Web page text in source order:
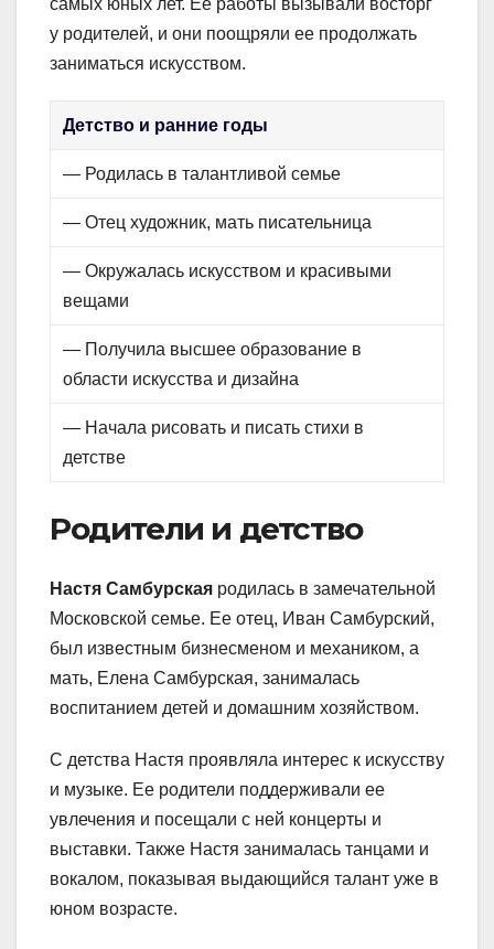
самых юных лет. Ее работы вызывали восторг
у родителей, и они поощряли ее продолжать
заниматься искусством.
Детство и ранние годы
— Родилась в талантливой семье
— Отец художник, мать писательница
— Окружалась искусством и красивыми
вещами
— Получила высшее образование в
области искусства и дизайна
— Начала рисовать и писать стихи в
детстве
Родители и детство
Настя Самбурская родилась в замечательной
Московской семье. Ее отец, Иван Самбурский,
был известным бизнесменом и механиком, а
мать, Елена Самбурская, занималась
воспитанием детей и домашним хозяйством.
С детства Настя проявляла интерес к искусству
и музыке. Ее родители поддерживали ее
увлечения и посещали с ней концерты и
выставки. Также Настя занималась танцами и
вокалом, показывая выдающийся талант уже в
юном возрасте.